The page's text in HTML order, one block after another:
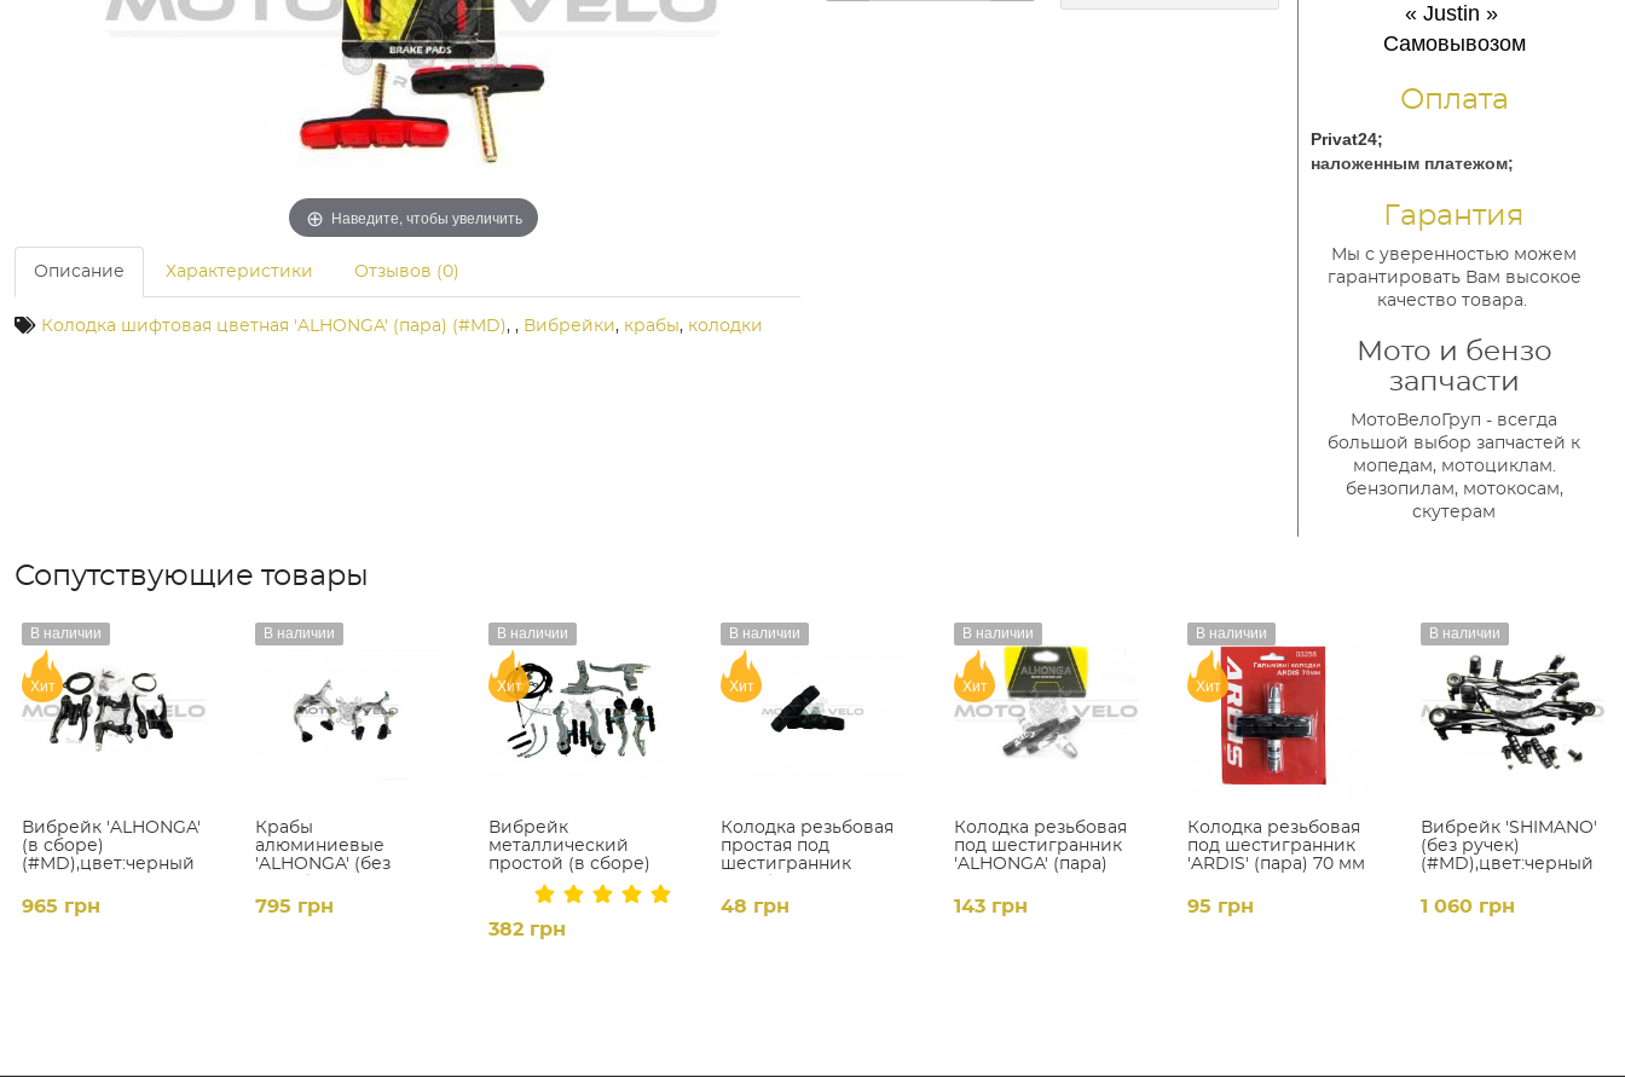
Наведите, чтобы увеличить
Описание Характеристики Отзывов (0)
Колодка шифтовая цветная 'ALHONGA' (пара) (#MD), , Вибрейки, крабы, колодки
« Justin »
Самовывозом
Оплата
Privat24;
наложенным платежом;
Гарантия
Мы с уверенностью можем
гарантировать Вам высокое
качество товара.
Мото и бензо
запчасти
МотоВелоГруп - всегда
большой выбор запчастей к
мопедам, мотоциклам.
бензопилам, мотокосам,
скутерам
Сопутствующие товары
Вибрейк 'ALHONGA'
(в сборе)
(#MD),цвет:черный
В наличии
Хит
965 грн
Крабы
алюминиевые
'ALHONGA' (без
пара
В наличии
795 грн
Вибрейк
металлический
простой (в сборе)
В наличии
Хит
382 грн
Колодка резьбовая
простая под
шестигранник
В наличии
Хит
48 грн
Колодка резьбовая
под шестигранник
'ALHONGA' (пара)
В наличии
Хит
143 грн
Колодка резьбовая
под шестигранник
'ARDIS' (пара) 70 мм
В наличии
Хит
95 грн
Вибрейк 'SHIMANO'
(без ручек)
(#MD),цвет:черный
В наличии
1 060 грн